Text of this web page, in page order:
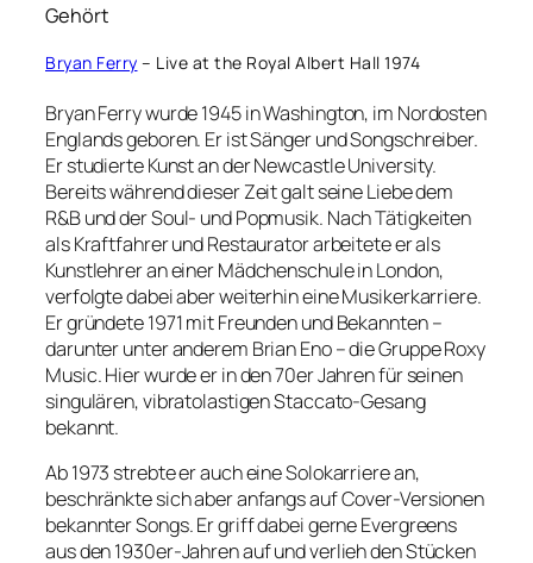
Gehört
Bryan Ferry – Live at the Royal Albert Hall 1974
Bryan Ferry wurde 1945 in Washington, im Nordosten
Englands geboren. Er ist Sänger und Songschreiber.
Er studierte Kunst an der Newcastle University.
Bereits während dieser Zeit galt seine Liebe dem
R&B und der Soul- und Popmusik. Nach Tätigkeiten
als Kraftfahrer und Restaurator arbeitete er als
Kunstlehrer an einer Mädchenschule in London,
verfolgte dabei aber weiterhin eine Musikerkarriere.
Er gründete 1971 mit Freunden und Bekannten –
darunter unter anderem Brian Eno – die Gruppe Roxy
Music. Hier wurde er in den 70er Jahren für seinen
singulären, vibratolastigen Staccato-Gesang
bekannt.
Ab 1973 strebte er auch eine Solokarriere an,
beschränkte sich aber anfangs auf Cover-Versionen
bekannter Songs. Er griff dabei gerne Evergreens
aus den 1930er-Jahren auf und verlieh den Stücken